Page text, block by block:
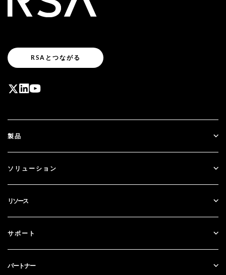
RSAとつながる
製品
SecurID
ソリューション
多要素認証
金融サービス
リソース
ブログ
サポート
パートナー